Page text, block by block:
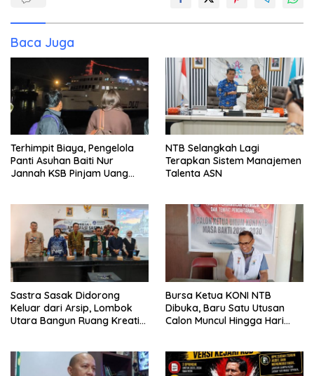
Baca Juga
Terhimpit Biaya, Pengelola
Panti Asuhan Baiti Nur
Jannah KSB Pinjam Uang
Kunjung Tuntas
NTB Selangkah Lagi
Terapkan Sistem Manajemen
Talenta ASN
Sastra Sasak Didorong
Keluar dari Arsip, Lombok
Utara Bangun Ruang Kreatif
Bursa Ketua KONI NTB
Dibuka, Baru Satu Utusan
Calon Muncul Hingga Hari